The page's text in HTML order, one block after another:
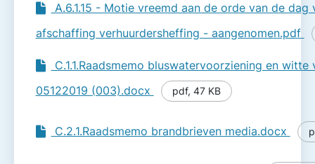
A.6.1.15 - Motie vreemd aan de orde van de dag
afschaffing verhuurdersheffing - aangenomen.pdf
C.1.1.Raadsmemo bluswatervoorziening en witte
05122019 (003).docx
pdf, 47 KB
C.2.1.Raadsmemo brandbrieven media.docx